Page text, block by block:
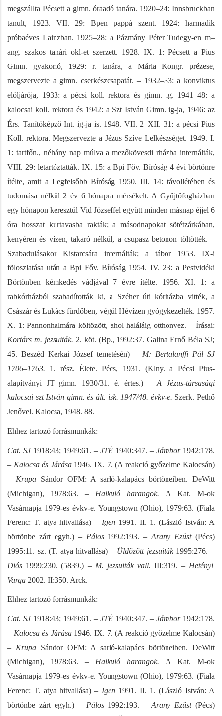
megszállta Pécsett a gimn. óraadó tanára. 1920–24: Innsbruckban
tanult, 1923. VII. 29: Bpen pappá szent. 1924: harmadik
próbaéves Lainzban. 1925–28: a Pázmány Péter Tudegy-en m–
ang. szakos tanári okl-et szerzett. 1928. IX. 1: Pécsett a Pius
Gimn. gyakorló, 1929: r. tanára, a Mária Kongr. prézese,
megszervezte a gimn. cserkészcsapatát. – 1932–33: a konviktus
elöljárója, 1933: a pécsi koll. rektora és gimn. ig. 1941–48: a
kalocsai koll. rektora és 1942: a Szt István Gimn. ig-ja, 1946: az
Érs. Tanítóképző Int. ig-ja is. 1948. VII. 2–XII. 31: a pécsi Pius
Koll. rektora. Megszervezte a Jézus Szíve Lelkészséget. 1949. I.
1: tartfőn., néhány nap múlva a mezőkövesdi rházba internálták,
VIII. 29: letartóztatták. IX. 15: a Bpi Főv. Bíróság 4 évi börtönre
ítélte, amit a Legfelsőbb Bíróság 1950. III. 14: távollétében és
tudomása nélkül 2 év 6 hónapra mérsékelt. A Gyűjtőfogházban
egy hónapon keresztül Vid Józseffel együtt minden másnap éjjel 6
óra hosszat kurtavasba rakták; a másodnapokat sötétzárkában,
kenyéren és vízen, takaró nélkül, a csupasz betonon töltötték. –
Szabadulásakor Kistarcsára internálták; a tábor 1953. IX-i
föloszlatása után a Bpi Főv. Bíróság 1954. IV. 23: a Pestvidéki
Börtönben kémkedés vádjával 7 évre ítélte. 1956. XI. 1: a
rabkórházból szabadították ki, a Széher úti kórházba vitték, a
Császár és Lukács fürdőben, végül Hévízen gyógykezelték. 1957.
X. 1: Pannonhalmára költözött, ahol haláláig otthonvez. – Írásai:
Kortárs m. jezsuiták. 2. köt. (Bp., 1992:37. Galina Ernő Béla SJ;
45. Beszéd Kerkai József temetésén) –M: Bertalanffi Pál SJ
1706–1763. 1. rész. Élete. Pécs, 1931. (Klny. a Pécsi Pius-
alapítványi JT gimn. 1930/31. é. értes.) –A Jézus-társasági
kalocsai szt István gimn. és ált. isk. 1947/48. évkv-e. Szerk. Pethő
Jenővel. Kalocsa, 1948. 88.
Ehhez tartozó forrásmunkák:
Cat. SJ1918:43; 1949:61. – JTÉ 1940:347. – Jámbor1942:178.
– Kalocsa és Járása1946. IX. 7. (A reakció győzelme Kalocsán)
– KrupaSándor OFM: A sarló-kalapács börtöneiben. DeWitt
(Michigan), 1978:63. – Halkuló harangok. A Kat. M-ok
Vasárnapja 1979-es évkv-e. Youngstown (Ohio), 1979:63. (Fiala
Ferenc: T. atya hitvallása) – Igen1991. II. 1. (László István: A
börtönbe zárt egyh.) –Pálos1992:193. – Arany Ezüst(Pécs)
1995:11. sz. (T. atya hitvallása) – Üldözött jezsuiták1995:276. –
Diós 1999:230. (5839.) – M. jezsuiták vall. III:319. –Hetényi
Varga 2002. II:350. Arck.
Ehhez tartozó forrásmunkák:
Cat. SJ1918:43; 1949:61. – JTÉ 1940:347. – Jámbor1942:178.
– Kalocsa és Járása1946. IX. 7. (A reakció győzelme Kalocsán)
– KrupaSándor OFM: A sarló-kalapács börtöneiben. DeWitt
(Michigan), 1978:63. – Halkuló harangok. A Kat. M-ok
Vasárnapja 1979-es évkv-e. Youngstown (Ohio), 1979:63. (Fiala
Ferenc: T. atya hitvallása) – Igen1991. II. 1. (László István: A
börtönbe zárt egyh.) –Pálos1992:193. – Arany Ezüst(Pécs)